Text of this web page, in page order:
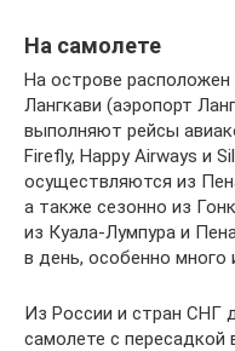
На самолете
На острове
Лангкави (аэропорт
выполняют рейсы
Firefly, Happy Airways и
осуществляются из
а также сезонно из
из Куала-Лумпура и
в день, особенно много
Из России и стран СНГ
самолете с пересадкой